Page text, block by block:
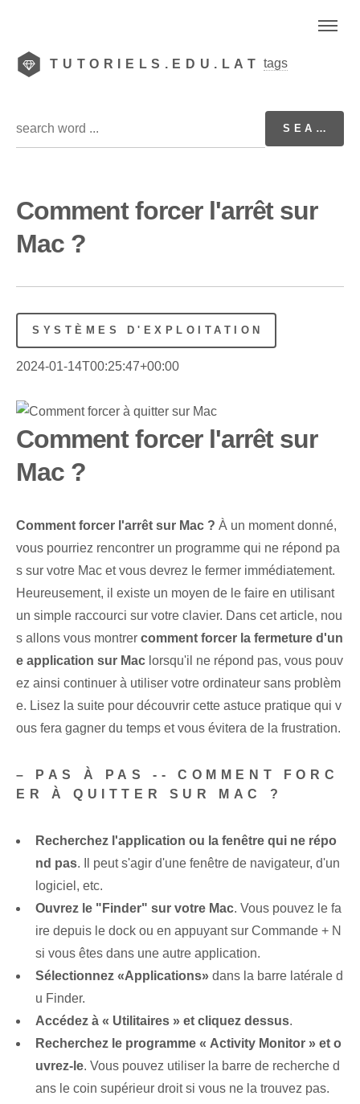
TUTORIELS.EDU.LAT tags
Comment forcer l'arrêt sur
Mac ?
SYSTÈMES D'EXPLOITATION
2024-01-14T00:25:47+00:00
Comment forcer l'arrêt sur
Mac ?
Comment forcer l'arrêt sur Mac ? À un moment donné,
vous pourriez rencontrer un programme qui ne répond pa
s sur votre Mac et vous devrez le fermer immédiatement.
Heureusement, il existe un moyen de le faire en utilisant
un simple raccourci sur votre clavier. Dans cet article, nou
s allons vous montrer comment forcer la fermeture d'un
e application sur Mac lorsqu'il ne répond pas, vous pouv
ez ainsi continuer à utiliser votre ordinateur sans problèm
e. Lisez la suite pour découvrir cette astuce pratique qui v
ous fera gagner du temps et vous évitera de la frustration.
– PAS À PAS -- COMMENT FORC
ER À QUITTER SUR MAC ?
Recherchez l'application ou la fenêtre qui ne répo
nd pas. Il peut s'agir d'une fenêtre de navigateur, d'un
logiciel, etc.
Ouvrez le "Finder" sur votre Mac. Vous pouvez le fa
ire depuis le dock ou en appuyant sur Commande + N
si vous êtes dans une autre application.
Sélectionnez «Applications» dans la barre latérale d
u Finder.
Accédez à « Utilitaires » et cliquez dessus.
Recherchez le programme « Activity Monitor » et o
uvrez-le. Vous pouvez utiliser la barre de recherche d
ans le coin supérieur droit si vous ne la trouvez pas.